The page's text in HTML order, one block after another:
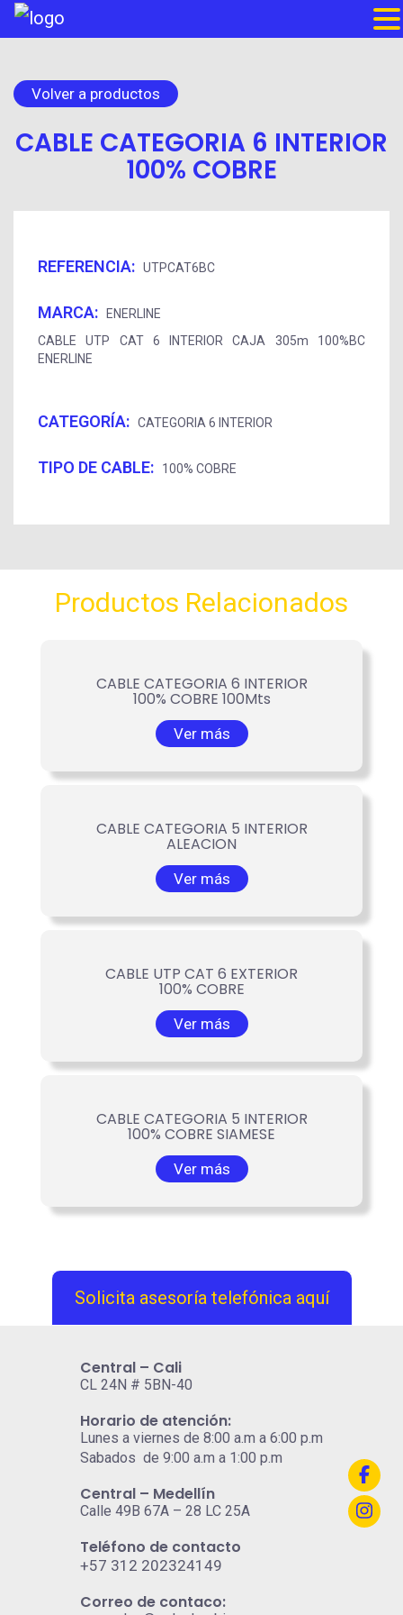
Volver a productos
CABLE CATEGORIA 6 INTERIOR
100% COBRE
REFERENCIA: UTPCAT6BC
MARCA:
ENERLINE
CABLE UTP CAT 6 INTERIOR CAJA 305m 100%BC
ENERLINE
CATEGORÍA: CATEGORIA 6 INTERIOR
TIPO DE CABLE: 100% COBRE
Productos Relacionados
CABLE CATEGORIA 6 INTERIOR
100% COBRE 100Mts
Ver más
CABLE CATEGORIA 5 INTERIOR
ALEACION
Ver más
CABLE UTP CAT 6 EXTERIOR
100% COBRE
Ver más
CABLE CATEGORIA 5 INTERIOR
100% COBRE SIAMESE
Ver más
Solicita asesoría telefónica aquí
Central – Cali
CL 24N # 5BN-40
Horario de atención:
Lunes a viernes de 8:00 a.m a 6:00 p.m
Sabados de 9:00 a.m a 1:00 p.m
Central – Medellín
Calle 49B 67A – 28 LC 25A
Teléfono de contacto
+57 312 202324149
Correo de contaco: